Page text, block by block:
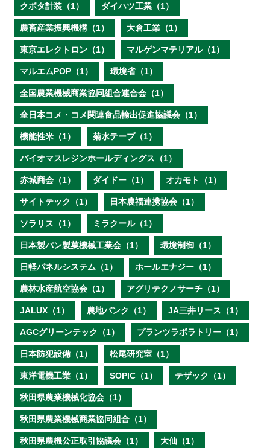
クボタ計装（1） ダイハツ工業（1）
農畜産業振興機構（1） 大倉工業（1）
東京エレクトロン（1） マルゲンマテリアル（1）
マルエムPOP（1） 環境省（1）
全国農業機械商業協同組合連合会（1）
全日本コメ・コメ関連食品輸出促進協議会（1）
機能性米（1） 菊水テープ（1）
バイオマスレジンホールディングス（1）
赤城商会（1） ダイドー（1） オカモト（1）
サイトテック（1） 日本農福連携協会（1）
ソラリス（1） ミラクール（1）
日本製パン製菓機械工業会（1） 環境制御（1）
日軽パネルシステム（1） ホールエナジー（1）
農林水産航空協会（1） アグリテクノサーチ（1）
JALUX（1） 農地バンク（1） JA三井リース（1）
AGCグリーンテック（1） プランツラボラトリー（1）
日本防犯設備（1） 松尾研究室（1）
東洋電機工業（1） SOPIC（1） テザック（1）
秋田県農業機械化協会（1）
秋田県農業機械商業協同組合（1）
秋田県農機公正取引協議会（1） 大仙（1）